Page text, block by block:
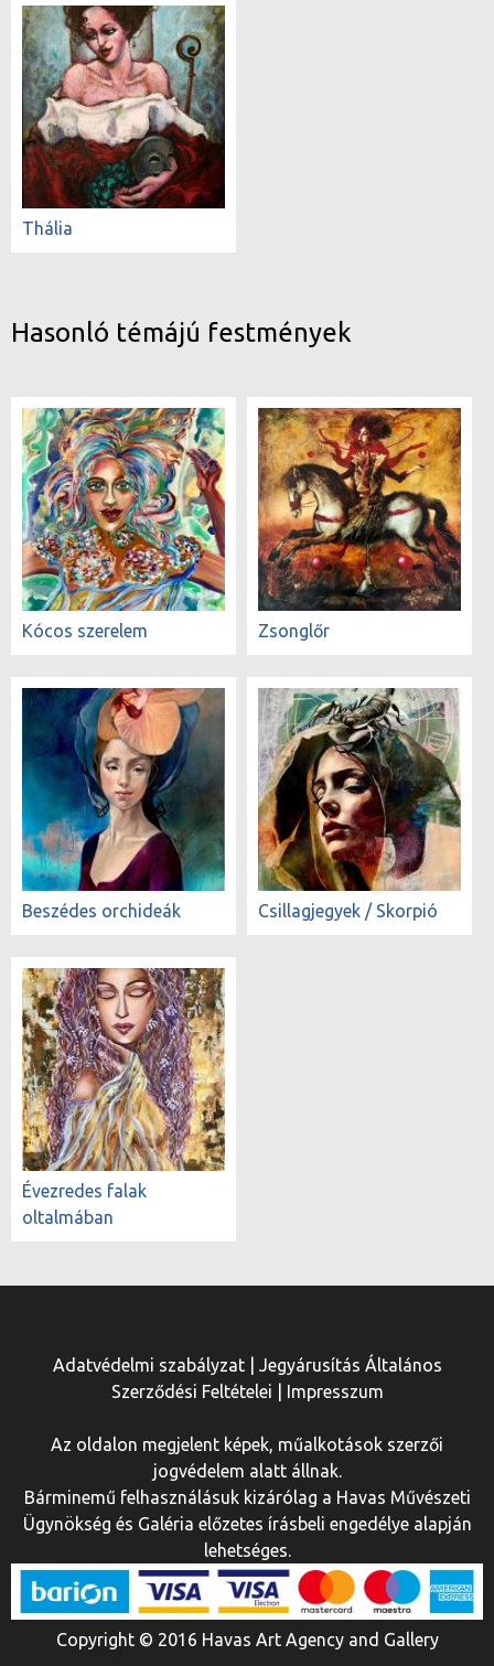
Thália
Hasonló témájú festmények
Kócos szerelem Zsonglőr
Beszédes orchideák Csillagjegyek / Skorpió
Évezredes falak
oltalmában
Adatvédelmi szabályzat| Jegyárusítás Általános
Szerződési Feltételei
Impresszum
Az oldalon megjelent képek, műalkotások szerzői
jogvédelem alatt állnak.
Bárminemű felhasználásuk kizárólag a Havas Művészeti
Ügynökség és Galéria előzetes írásbeli engedélye alapján
lehetséges.
Copyright © 2016 Havas Art Agency and Gallery